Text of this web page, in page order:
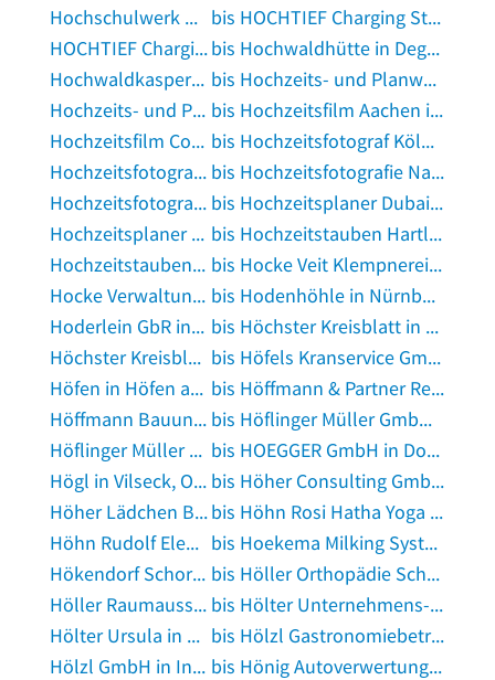
Hochschulwerk Witten/Herdecke e.V. in Witten
bis HOCHTIEF Charging Station in Oberhausen, Rheinland
HOCHTIEF Charging Station in Oberhausen, Rheinland
bis Hochwaldhütte in Deggendorf
Hochwaldkasperletheater in Wadern
bis Hochzeits- und Planwagenfahrten Fried in Heimbuchenthal
Hochzeits- und Portraitfotografin Stephanie Scharschmidt in Elsterberg, Vogtland
bis Hochzeitsfilm Aachen in Aachen
Hochzeitsfilm Cologne in Köln
bis Hochzeitsfotograf Köln - ANUANET Studio in Köln
Hochzeitsfotograf Köln | Kevin Biberbach in Köln
bis Hochzeitsfotografie Nadine Brinkmann in Korschenbroich
Hochzeitsfotografie Noah in Bornheim, Rheinland
bis Hochzeitsplaner Dubai | Freie Trauungen | Heiratsantrag in Rösrath
Hochzeitsplaner München in Straßlach-Dingharting
bis Hochzeitstauben Hartl in Innernzell
Hochzeitstauben Heusenstamm in Heusenstamm
bis Hocke Veit Klempnerei und Installation in Klingenberg, Sachsen
Hocke Verwaltung von Immobilien in Oranienburg
bis Hodenhöhle in Nürnberg, Mittelfranken
Hoderlein GbR in Kronach, Oberfranken
bis Höchster Kreisblatt in Frankfurt am Main
Höchster Kreisblatt Frankfurter Societäts-Druckerei GmbH Anzeigenannahme in Hofheim am Taunus
bis Höfels Kranservice GmbH in Titz
Höfen in Höfen an der Enz
bis Höffmann & Partner Rechtsanwälte in Cloppenburg
Höffmann Bauunternehmung GmbH in Bösel, Oldenburg
bis Höflinger Müller GmbH in Kirchheim bei München
Höflinger Müller GmbH in Landau an der Isar
bis HOEGGER GmbH in Dormagen
Högl in Vilseck, Oberpfalz
bis Höher Consulting GmbH Unternehmensberatung in Stuttgart
Höher Lädchen Bestellcenter Geschenkartikel in Wiehl
bis Höhn Rosi Hatha Yoga in Mannheim
Höhn Rudolf Elektromeister in Gunzenhausen am Altmühlsee
bis Hoekema Milking Systems GmbH in Wietmarschen
Hökendorf Schornsteinfegermeister in Wildeshausen
bis Höller Orthopädie Schuhtechnik Fürstenberg/Olbertz GbR in Leverkusen
Höller Raumausstattung in Eschenbach in der Oberpfalz
bis Hölter Unternehmens- und Wirtschaftsberatung in Gessertshausen
Hölter Ursula in Monzelfeld
bis Hölzl Gastronomiebetrieb in München
Hölzl GmbH in Ingolstadt, Donau
bis Hönig Autoverwertung in Düsseldorf